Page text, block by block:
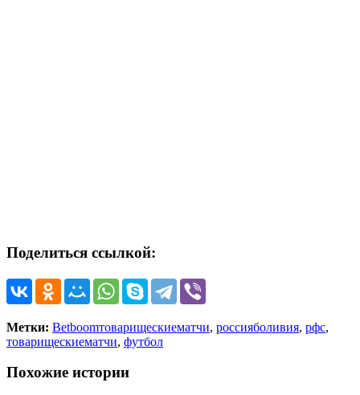
Поделиться ссылкой:
Метки: Betboomтоварищескиематчи, россияболивия, рфс,
товарищескиематчи, футбол
Похожие истории